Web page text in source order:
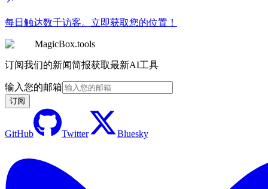
每日触达数千访客。立即获取您的位置！
MagicBox.tools
订阅我们的新闻简报获取最新AI工具
输入您的邮箱
订阅
GitHub Twitter Bluesky